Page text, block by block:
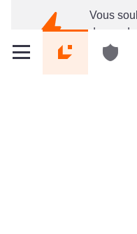
Particuliers
Vous
un